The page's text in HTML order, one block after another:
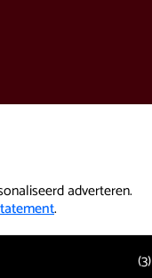
adverteren.
.
(3)